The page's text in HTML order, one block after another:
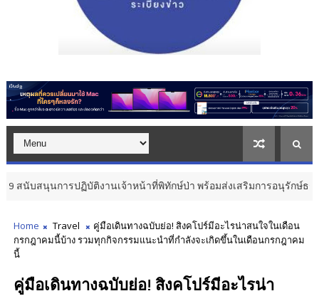
ฏิบัติงานเจ้าหน้าที่พิทักษ์ป่า พร้อมส่งเสริมการอนุรักษ์ธรรมชาติสู่ความยั่ง
Home Travel
คู่มือเดินทางฉบับย่อ! สิงคโปร์มีอะไรน่าสนใจในเดือน
กรกฎาคมนี้บ้าง รวมทุกกิจกรรมแนะนำที่กำลังจะเกิดขึ้นในเดือนกรกฎาคม
นี้
คู่มือเดินทางฉบับย่อ! สิงคโปร์มีอะไรน่า